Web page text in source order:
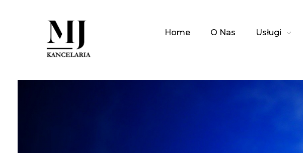
Marcin Józefiak
Home O Nas Usługi